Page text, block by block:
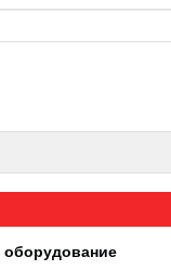
оборудование